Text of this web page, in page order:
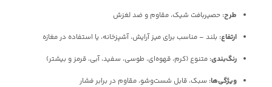
طرح: حصیربافت شیک، مقاوم و ضد لغزش
ارتفاع: بلند – مناسب برای میز آرایش، آشپزخانه، یا استفاده در مغازه
رنگ‌بندی: متنوع (کرم، قهوه‌ای، طوسی، سفید، آبی، قرمز و بیشتر)
ویژگی‌ها: سبک، قابل شست‌وشو، مقاوم در برابر فشار